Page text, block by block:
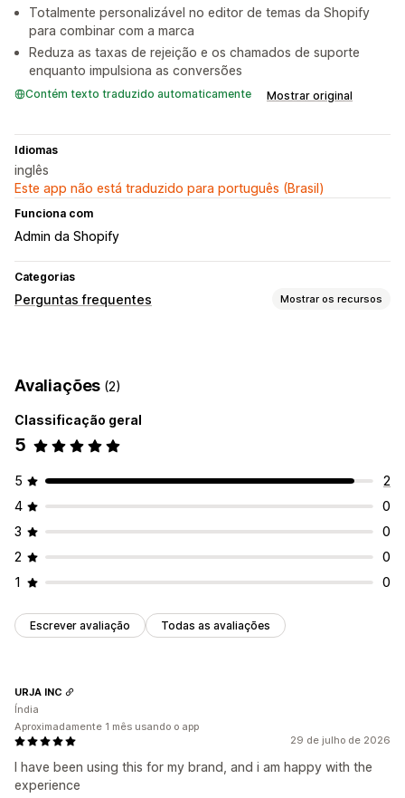
Totalmente personalizável no editor de temas da Shopify
para combinar com a marca
Reduza as taxas de rejeição e os chamados de suporte
enquanto impulsiona as conversões
Contém texto traduzido automaticamente Mostrar original
Idiomas
inglês
Este app não está traduzido para português (Brasil)
Funciona com
Admin da Shopify
Categorias
Perguntas frequentes Mostrar os recursos
Avaliações (2)
Classificação geral
5
5
2
4
0
3
0
2
0
1
0
Escrever avaliação Todas as avaliações
29 de julho de 2026
I have been using this for my brand, and i am happy with the
experience
URJA INC
Índia
Aproximadamente 1 mês usando o app